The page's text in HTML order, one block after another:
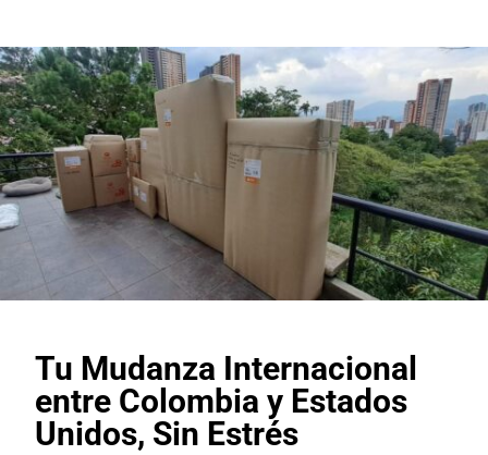
Tu Mudanza Internacional
entre Colombia y Estados
Unidos, Sin Estrés